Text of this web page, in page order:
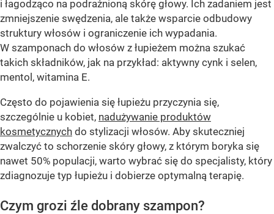
i łagodząco na podrażnioną skórę głowy. Ich zadaniem jest
zmniejszenie swędzenia, ale także wsparcie odbudowy
struktury włosów i ograniczenie ich wypadania.
W szamponach do włosów z łupieżem można szukać
takich składników, jak na przykład: aktywny cynk i selen,
mentol, witamina E.
Często do pojawienia się łupieżu przyczynia się,
szczególnie u kobiet, nadużywanie produktów
kosmetycznych do stylizacji włosów. Aby skuteczniej
zwalczyć to schorzenie skóry głowy, z którym boryka się
nawet 50% populacji, warto wybrać się do specjalisty, który
zdiagnozuje typ łupieżu i dobierze optymalną terapię.
Czym grozi źle dobrany szampon?